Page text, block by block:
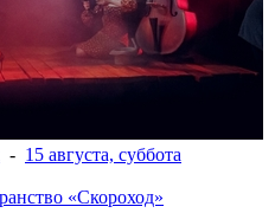
- 15 августа, суббота
«Скороход»